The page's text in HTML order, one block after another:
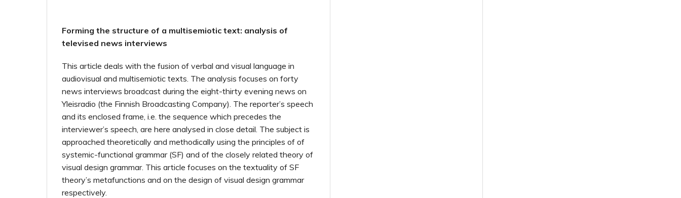
Forming the structure of a multisemiotic text: analysis of
televised news interviews
This article deals with the fusion of verbal and visual language in
audiovisual and multisemiotic texts. The analysis focuses on forty
news interviews broadcast during the eight-thirty evening news on
Yleisradio (the Finnish Broadcasting Company). The reporter’s speech
and its enclosed frame, i.e. the sequence which precedes the
interviewer’s speech, are here analysed in close detail. The subject is
approached theoretically and methodically using the principles of of
systemic-functional grammar (SF) and of the closely related theory of
visual design grammar. This article focuses on the textuality of SF
theory’s metafunctions and on the design of visual design grammar
respectively.